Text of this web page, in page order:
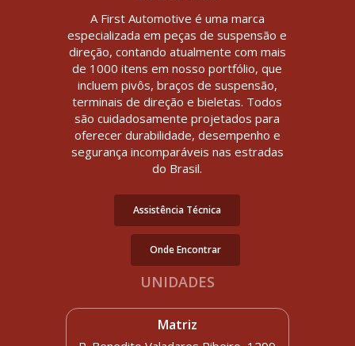
A First Automotive é uma marca
especializada em peças de suspensão e
direção, contando atualmente com mais
de 1000 itens em nosso portfólio, que
incluem pivôs, braços de suspensão,
terminais de direção e bieletas. Todos
são cuidadosamente projetados para
oferecer durabilidade, desempenho e
segurança incomparáveis nas estradas
do Brasil.
Assistência Técnica
Onde Encontrar
UNIDADES
Matriz